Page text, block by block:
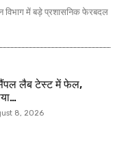
विभाग में बड़े प्रशासनिक फेरबदल
लैब टेस्ट में फेल,
8, 2026